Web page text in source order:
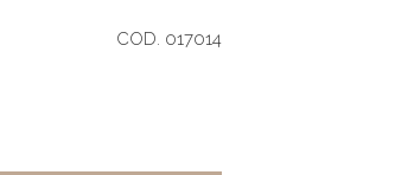
COD. 017014